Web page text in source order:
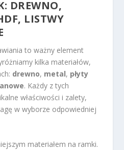
DREWNO,
LISTWY
to ważny element
kilka materiałów,
drewno, metal, płyty
. Każdy z tych
właściwości i zalety,
w wyborze odpowiedniej
materiałem na ramki.